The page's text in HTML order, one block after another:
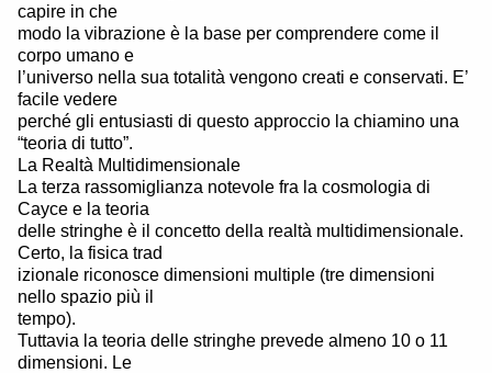
capire in che
modo la vibrazione è la base per comprendere come il
corpo umano e
l’universo nella sua totalità vengono creati e conservati. E’
facile vedere
perché gli entusiasti di questo approccio la chiamino una
“teoria di tutto”.
La Realtà Multidimensionale
La terza rassomiglianza notevole fra la cosmologia di
Cayce e la teoria
delle stringhe è il concetto della realtà multidimensionale.
Certo, la fisica trad
izionale riconosce dimensioni multiple (tre dimensioni
nello spazio più il
tempo).
Tuttavia la teoria delle stringhe prevede almeno 10 o 11
dimensioni. Le